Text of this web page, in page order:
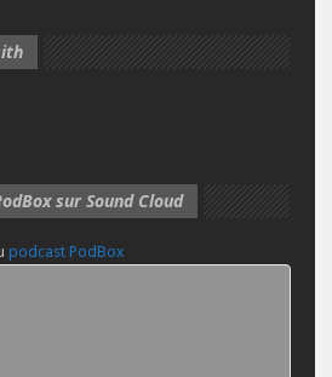
sur Sound Cloud
podcast PodBox